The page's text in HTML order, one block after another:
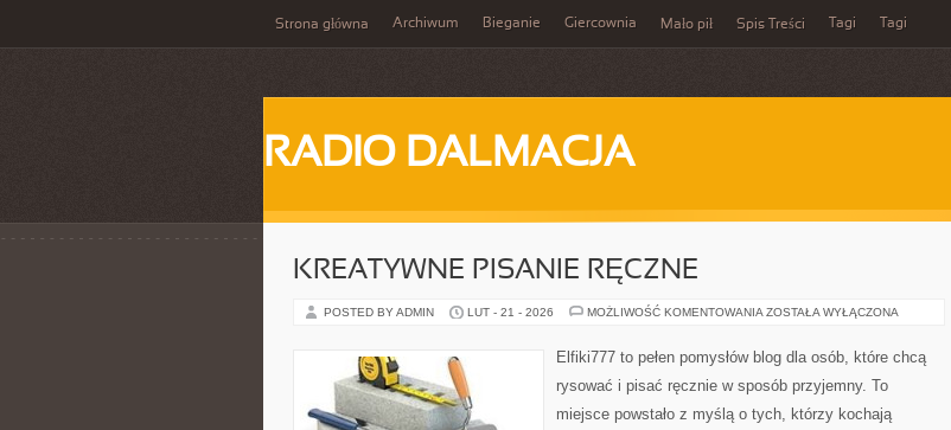
Strona główna Archiwum Bieganie Giercownia Mało pił Spis Treści Tagi Tagi
RADIO DALMACJA
KREATYWNE PISANIE RĘCZNE
POSTED BY ADMIN LUT - 21 - 2026 MOŻLIWOŚĆ KOMENTOWANIA KREATYWNE
ZOSTAŁA WYŁĄCZONA
Elfiki777 to pełen pomysłów blog dla osób, które chcą
rysować i pisać ręcznie w sposób przyjemny. To
miejsce powstało z myślą o tych, którzy kochają